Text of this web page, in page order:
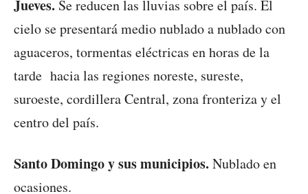
Jueves. Se reducen las lluvias sobre el país. El
cielo se presentará medio nublado a nublado con
aguaceros, tormentas eléctricas en horas de la
tarde hacia las regiones noreste, sureste,
suroeste, cordillera Central, zona fronteriza y el
centro del país.
Santo Domingo y sus municipios. Nublado en
ocasiones.